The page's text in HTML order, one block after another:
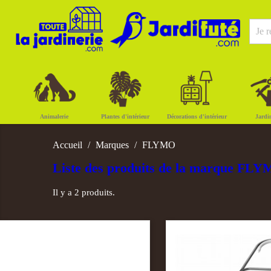
Animalerie Plantes d'intérieur Décorations d'intérieur
Accueil Marques FLYMO
Liste des produits de la marque
Il y a 2 produits.